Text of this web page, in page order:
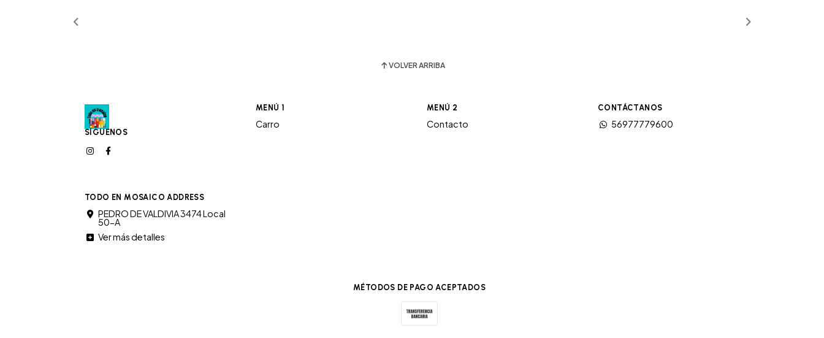
VOLVER ARRIBA
SÍGUENOS
MENÚ 1
Carro
MENÚ 2
Contacto
CONTÁCTANOS
56977779600
TODO EN MOSAICO ADDRESS
PEDRO DE VALDIVIA 3474 Local
50-A
Ver más detalles
MÉTODOS DE PAGO ACEPTADOS